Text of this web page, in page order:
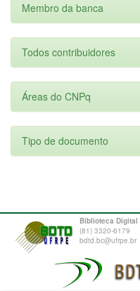
Membro da banca
Todos contribuidores
Áreas do CNPq
Tipo de documento
Biblioteca Digital
(81) 3320-6179
bdtd.bc@ufrpe.br